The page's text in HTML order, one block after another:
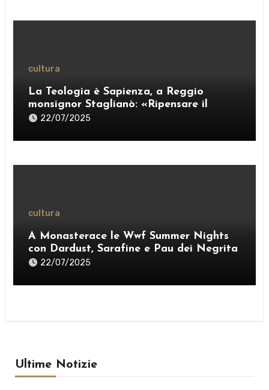
cultura
La Teologia è Sapienza, a Reggio
monsignor Staglianò: «Ripensare il
pensiero per esercitare una “ragione
22/07/2025
cultura
A Monasterace le Wwf Summer Nights
con Dardust, Sarafine e Pau dei Negrita
22/07/2025
Ultime Notizie